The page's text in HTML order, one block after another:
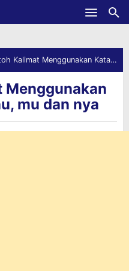
Menggunakan Kata Ganti - ku, kau, mu dan nya
Menggunakan
mu dan nya